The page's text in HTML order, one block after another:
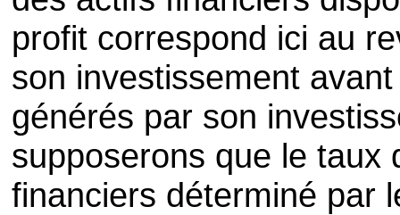
profit correspond ici au
son investissement
générés par son
supposerons que le taux
financiers déterminé par